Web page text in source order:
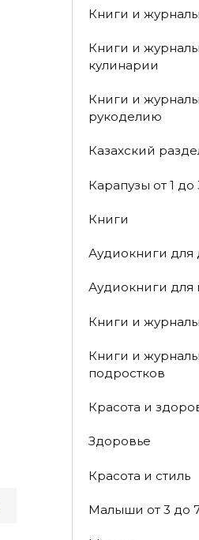
Книги и
Книги и
кулинарии
Книги и
рукоделию
Казахский
Карапузы от 1 до
Книги
Аудиокниги для
Аудиокниги для
Книги и
Книги и
подростков
Красота и
Здоровье
Красота и стиль
Малыши от 3 до